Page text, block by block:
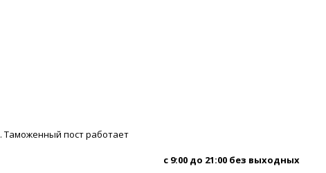
Таможенный пост работает
с 9:00 до 21:00 без выходных